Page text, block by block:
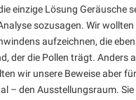
einzige Lösung Geräusche
sozusagen. Wir wollten
aufzeichnen, die
der die Pollen trägt. Anders
wir unsere Beweise aber
– den Ausstellungsraum.